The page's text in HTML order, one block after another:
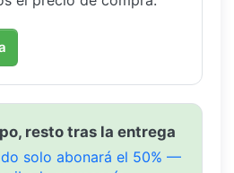
resto tras la entrega
solo abonará el 50% —